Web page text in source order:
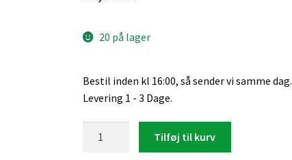
20 på lager
Bestil inden kl 16:00, så sender vi samme dag.
Levering 1 - 3 Dage.
Tilføj til kurv